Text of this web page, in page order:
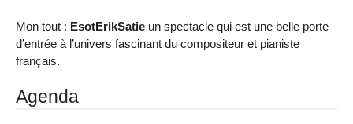
Mon tout : EsotErikSatie un spectacle qui est une belle porte
d’entrée à l’univers fascinant du compositeur et pianiste
français.
Agenda